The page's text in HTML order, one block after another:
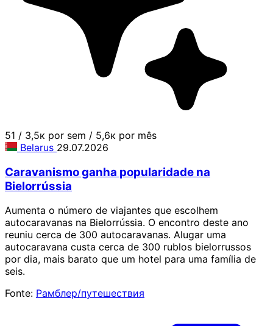
51 / 3,5к por sem / 5,6к por mês
Belarus 29.07.2026
Caravanismo ganha popularidade na
Bielorrússia
Aumenta o número de viajantes que escolhem
autocaravanas na Bielorrússia. O encontro deste ano
reuniu cerca de 300 autocaravanas. Alugar uma
autocaravana custa cerca de 300 rublos bielorrussos
por dia, mais barato que um hotel para uma família de
seis.
Fonte: Рамблер/путешествия